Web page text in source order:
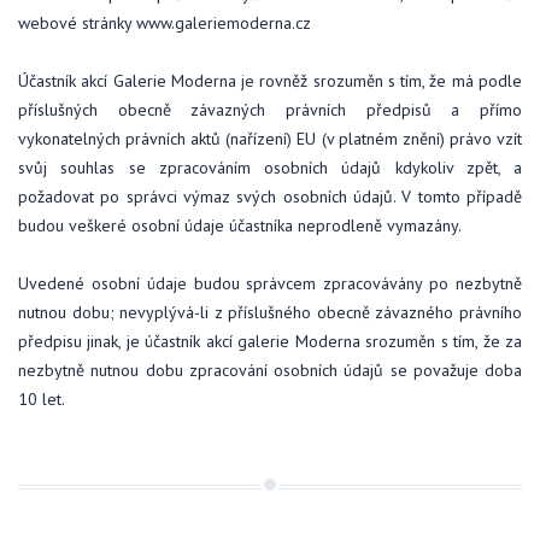
webové stránky www.galeriemoderna.cz
Účastník akcí Galerie Moderna je rovněž srozuměn s tím, že má podle
příslušných obecně závazných právních předpisů a přímo
vykonatelných právních aktů (nařízení) EU (v platném znění) právo vzít
svůj souhlas se zpracováním osobních údajů kdykoliv zpět, a
požadovat po správci výmaz svých osobních údajů. V tomto případě
budou veškeré osobní údaje účastníka neprodleně vymazány.
Uvedené osobní údaje budou správcem zpracovávány po nezbytně
nutnou dobu; nevyplývá-li z příslušného obecně závazného právního
předpisu jinak, je účastník akcí galerie Moderna srozuměn s tím, že za
nezbytně nutnou dobu zpracování osobních údajů se považuje doba
10 let.